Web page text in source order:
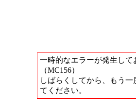
一時的なエラーが発生して
（MC156）
しばらくしてから、もう一
てください。